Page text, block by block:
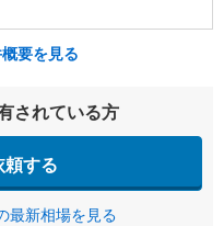
要を見る
されている方
する
最新相場を見る